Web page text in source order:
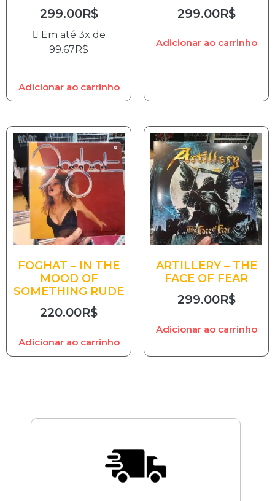
299.00R$
Em até 3x de
99.67R$
Adicionar ao carrinho
299.00R$
Adicionar ao carrinho
FOGHAT – IN THE
MOOD OF
SOMETHING RUDE
220.00R$
Adicionar ao carrinho
ARTILLERY – THE
FACE OF FEAR
299.00R$
Adicionar ao carrinho